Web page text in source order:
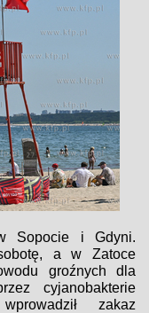
Sopocie i Gdyni.
a w Zatoce
groźnych dla
cyjanobakterie
zakaz